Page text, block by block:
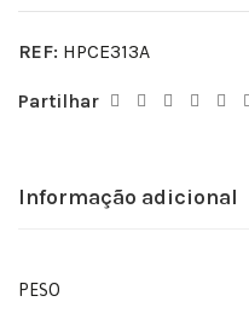
REF: HPCE313A
Partilhar
Informação adicional
PESO